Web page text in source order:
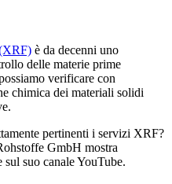
è da decenni uno
delle materie prime
verificare con
chimica dei materiali solidi
pertinenti i servizi XRF?
GmbH mostra
suo canale YouTube.